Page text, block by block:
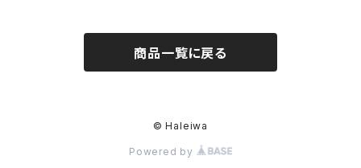
商品一覧に戻る
© Haleiwa
Powered by